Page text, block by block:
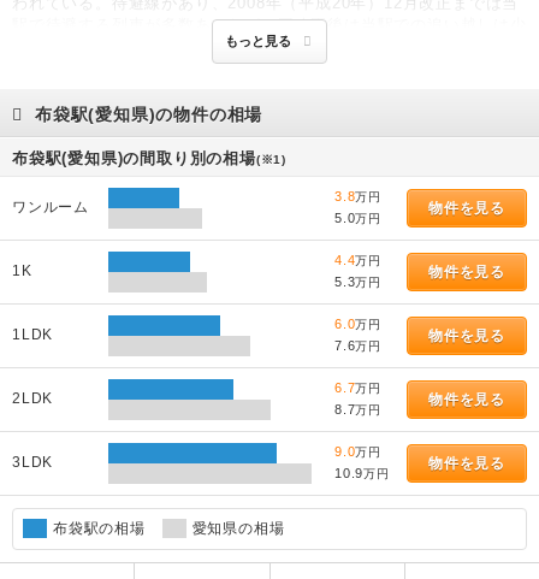
駅で待避する列車が多数あったが、同改正後は当駅での追い越しは少
なくなっている。下りホーム西側の貨物側線は廃車予定の車両や新造
車両の疎開留置に使用される場合もあり、最近では、2008年（平成
1700系(1702F)の留置に使用されたり、同日からは入れ替わりに同日
で運用を離脱した、名鉄7000系電車7000系・7000系(7041Fと7043F
の2編成)が数ヶ月間留置されていた。ホーム屋根の骨組みや柱は知立
カーネギー鉄鋼：現USスチール）の銘があるものもある。
もっと見る
布袋駅(愛知県)の物件の相場
布袋駅(愛知県)の間取り別の相場(※1)
ワンルーム
3.8万円
5.0万円
物件を見る
1K
4.4万円
5.3万円
物件を見る
1LDK
6.0万円
7.6万円
物件を見る
2LDK
6.7万円
8.7万円
物件を見る
3LDK
9.0万円
10.9万円
物件を見る
布袋駅の相場 愛知県の相場